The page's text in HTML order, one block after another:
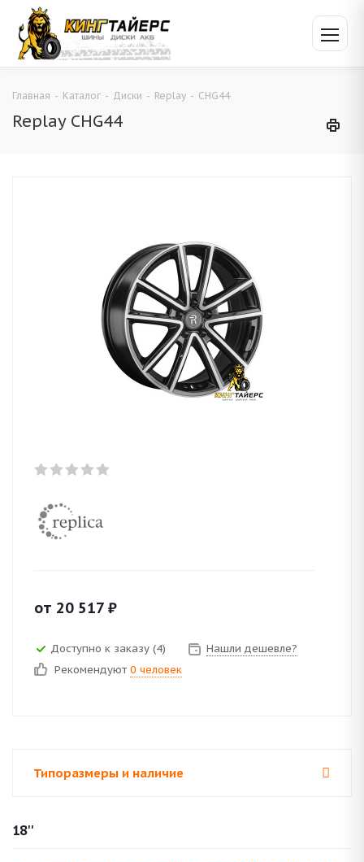
Главная - Каталог - Диски - Replay - CHG44
Replay CHG44
от 20 517 ₽
Доступно к заказу (4)
Нашли дешевле?
Рекомендуют 0 человек
Типоразмеры и наличие
18''